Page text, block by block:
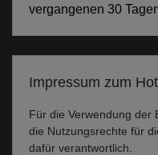
vergangenen 30
Impressum zum
Für die Verwendung der
die Nutzungsrechte für
dafür verantwortlich.